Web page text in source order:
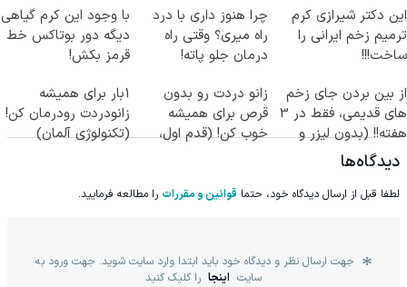
این دکتر شیرازی کرم
ترمیم زخم ایرانی را
ساخت!!!
چرا هنوز داری با درد
راه میری؟ وقتی راه
درمان جلو پاته!
با وجود این کرم گیاهی
دیگه دور بوتاکس خط
قرمز بکش!
از بین بردن جای زخم
های قدیمی، فقط در 3
هفته!! (بدون لیزر و
جراحی)
زانو دردت رو بدون
قرص برای همیشه
خوب کن! (قدم اول،
1بار برای همیشه
زانودردت رودرمان کن!
(تکنولوژی آلمان)
دیدگاه‌ها
لطفا قبل از ارسال دیدگاه خود، حتما قوانین و مقررات را مطالعه فرمایید.
جهت ارسال نظر و دیدگاه خود باید ابتدا وارد سایت شوید. جهت ورود به
سایت اینجا را کلیک کنید